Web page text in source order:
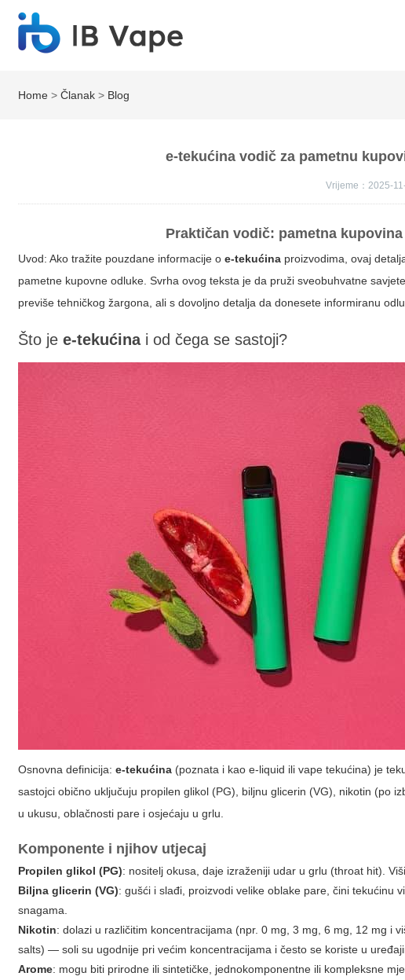
Home >Članak > Blog
e-tekućina vodič za pametnu
Vrijeme：2025-
Praktičan vodič: pametna
Uvod: Ako tražite pouzdane informacije oe-tekućina proizvodima, ovaj
pametne kupovne odluke. Svrha ovog teksta je da pruži sveobuhvatne
previše tehničkog žargona, ali s dovoljno detalja da donesete informiranu
Što jee-tekućinai od čega se sastoji?
Osnovna definicija:e-tekućina (poznata i kao e-liquid ili vape tekućina) je
sastojci obično uključuju propilen glikol (PG), biljnu glicerin (VG), nikotin (po
u ukusu, oblačnosti pare i osjećaju u grlu.
Komponente i njihov utjecaj
Propilen glikol (PG): nositelj okusa, daje izraženiji udar u grlu (throat hit).
Biljna glicerin (VG): gušći i slađi, proizvodi velike oblake pare, čini tekućinu
snagama.
Nikotin: dolazi u različitim koncentracijama (npr. 0 mg, 3 mg, 6 mg, 12 mg i
salts) — soli su ugodnije pri većim koncentracijama i često se koriste u
Arome: mogu biti prirodne ili sintetičke, jednokomponentne ili kompleksne